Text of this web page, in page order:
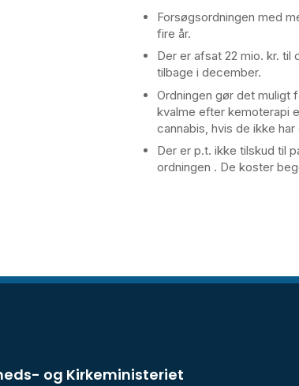
Forsøgsordningen med
fire år.
Der er afsat 22 mio. kr.
tilbage i december.
Ordningen gør det muligt
kvalme efter kemoterapi
cannabis, hvis de ikke
Der er p.t. ikke tilskud til
ordningen . De koster
og Kirkeministeriet